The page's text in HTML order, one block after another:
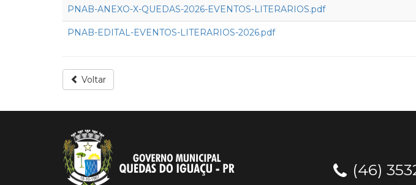
PNAB-ANEXO-X-QUEDAS-2026-EVENTOS-LITERARIOS.pdf
PNAB-EDITAL-EVENTOS-LITERARIOS-2026.pdf
Voltar
(46)